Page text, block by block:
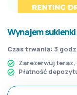
Wynajem
Czas trwania: 3
Zarezerwuj teraz,
Płatność